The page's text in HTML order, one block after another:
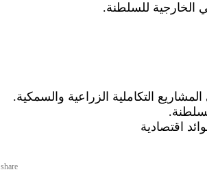
الخارجية للسلطنة.
التكاملية الزراعية والسمكية.
اقتصادية
share